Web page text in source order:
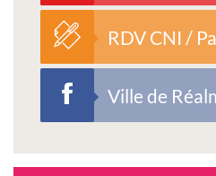
RDV CNI /
Ville de